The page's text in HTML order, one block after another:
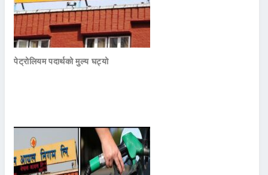
पेट्रोलियम पदार्थको मुल्य घट्यो